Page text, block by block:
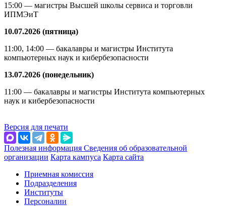
15:00 — магистры Высшей школы сервиса и торговли
ИПМЭиТ
10.07.2026 (пятница)
11:00, 14:00 — бакалавры и магистры Института
компьютерных наук и кибербезопасности
13.07.2026 (понедельник)
11:00 — бакалавры и магистры Института компьютерных
наук и кибербезопасности
Версия для печати
Полезная информация Сведения об образовательной
организации Карта кампуса Карта сайта
Приемная комиссия
Подразделения
Институты
Персоналии